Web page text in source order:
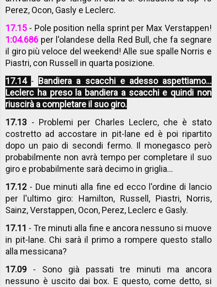
Perez, Ocon, Gasly e Leclerc.
17.15- Pole position nella sprint per Max Verstappen!
1:04.686 per l'olandese della Red Bull, che fa segnare
il giro più veloce del weekend! Alle sue spalle Norris e
Piastri, con Russell in quarta posizione.
17.14 - Bandiera a scacchi e adesso aspettiamo...
Leclerc ha preso la bandiera a scacchi e quindi non
riuscirà a completare il suo giro.
17.13 - Problemi per Charles Leclerc, che è stato
costretto ad accostare in pit-lane ed è poi ripartito
dopo un paio di secondi fermo. Il monegasco però
probabilmente non avrà tempo per completare il suo
giro e probabilmente sarà decimo in griglia...
17.12 - Due minuti alla fine ed ecco l'ordine di lancio
per l'ultimo giro: Hamilton, Russell, Piastri, Norris,
Sainz, Verstappen, Ocon, Perez, Leclerc e Gasly.
17.11 - Tre minuti alla fine e ancora nessuno si muove
in pit-lane. Chi sarà il primo a rompere questo stallo
alla messicana?
17.09 - Sono già passati tre minuti ma ancora
nessuno è uscito dai box. E questo, come detto, si